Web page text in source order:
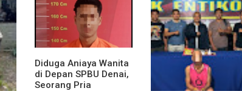
Diduga Aniaya Wanita
di Depan SPBU Denai,
Seorang Pria